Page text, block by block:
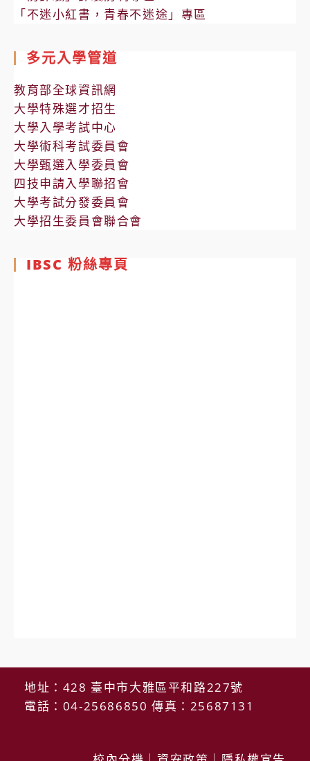
「不迷小紅書，青春不迷途」專區
多元入學管道
教育部全球資訊網
大學特殊選才招生
大學入學考試中心
大學術科考試委員會
大學甄選入學委員會
四技申請入學聯招會
大學考試分發委員會
大學招生委員會聯合會
IBSC 粉絲專頁
地址：428 臺中市大雅區平和路227號
電話：04-25686850 傳真：25687131